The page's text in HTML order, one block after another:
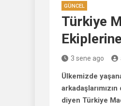
GÜNCEL
Türkiye
3 sene ago
Ülkemizde
diyen Türkiye